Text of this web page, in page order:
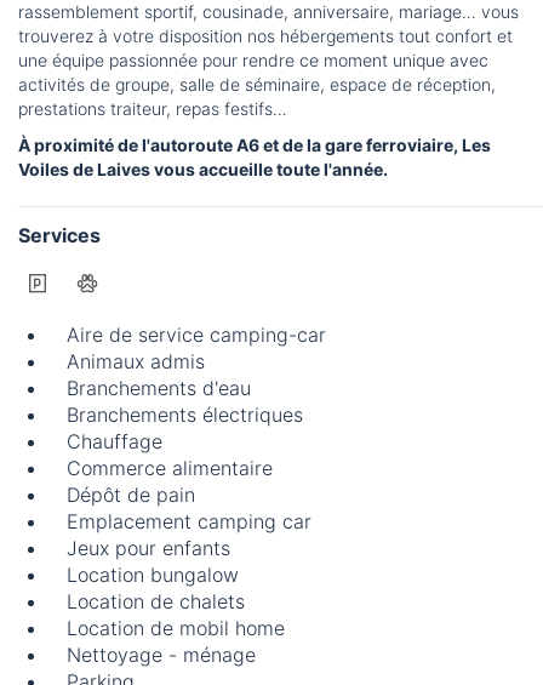
rassemblement sportif, cousinade, anniversaire, mariage… vous
trouverez à votre disposition nos hébergements tout confort et
une équipe passionnée pour rendre ce moment unique avec
activités de groupe, salle de séminaire, espace de réception,
prestations traiteur, repas festifs…
À proximité de l'autoroute A6 et de la gare ferroviaire, Les
Voiles de Laives vous accueille toute l'année.
Services
Aire de service camping-car
Animaux admis
Branchements d'eau
Branchements électriques
Chauffage
Commerce alimentaire
Dépôt de pain
Emplacement camping car
Jeux pour enfants
Location bungalow
Location de chalets
Location de mobil home
Nettoyage - ménage